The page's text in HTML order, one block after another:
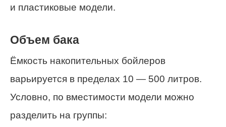
и пластиковые модели.
Объем бака
Ёмкость накопительных бойлеров
варьируется в пределах 10 — 500 литров.
Условно, по вместимости модели можно
разделить на группы: